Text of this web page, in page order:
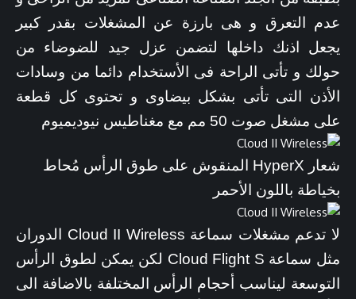
عدم التعرق و هى بارزة عن المشغلات بقدر كبير
يجعل اذنك داخلها لتضمن عزل جيد للضوضاء من
حولك و تأتى الراحة فى الأستخدام دائما من وسادات
الأذن التى تأتى بشكل بيضاوى و تحتوى كل قطعة
على مشغل صوت 50 مم مع مغناطيس نيوديميوم
شعار HyperX المنقوش على طوق الرأس مُحاط
بخياطة باللون الأحمر
لا تدعم مشغلات سماعة Cloud II Wireless الدوران
مثل سماعة Cloud Flight S لكن يمكن لطوق الرأس
التوسعة ليناسب أحجام الرأس المختلفة بالاضافة الى